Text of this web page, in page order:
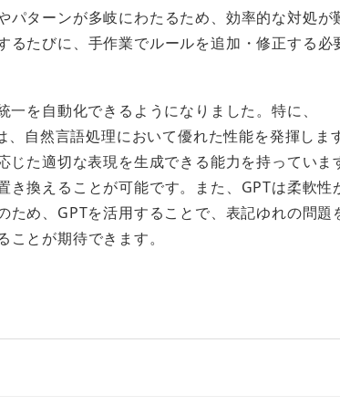
ターンが多岐にわたるため、効率的な対処が
たびに、手作業でルールを追加・修正する必
を自動化できるようになりました。特に、
然言語処理において優れた性能を発揮します
た適切な表現を生成できる能力を持っていま
換えることが可能です。また、GPTは柔軟性
ため、GPTを活用することで、表記ゆれの問題
とが期待できます。